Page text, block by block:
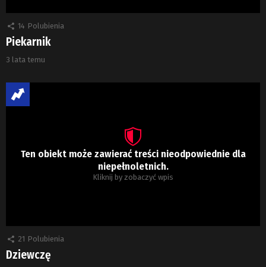
14 Polubienia
Piekarnik
3 lata temu
Ten obiekt może zawierać treści nieodpowiednie dla
niepełnoletnich.
Kliknij by zobaczyć wpis
21 Polubienia
Dziewczę